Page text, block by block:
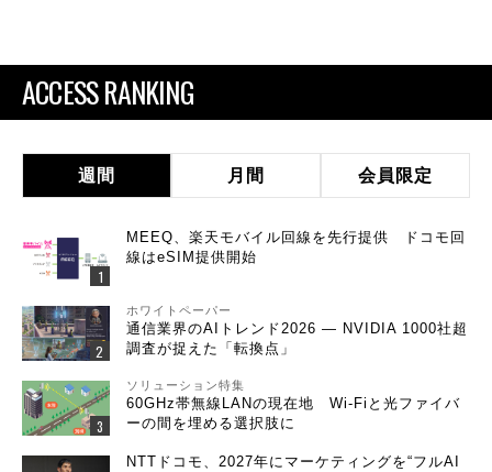
ACCESS RANKING
週間 月間 会員限定
MEEQ、楽天モバイル回線を先行提供 ドコモ回
線はeSIM提供開始
ホワイトペーパー
通信業界のAIトレンド2026 ― NVIDIA 1000社超
調査が捉えた「転換点」
ソリューション特集
60GHz帯無線LANの現在地 Wi-Fiと光ファイバ
ーの間を埋める選択肢に
NTTドコモ、2027年にマーケティングを“フルAI